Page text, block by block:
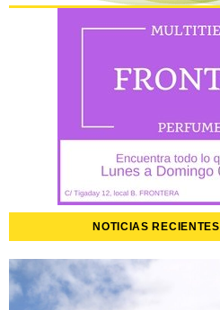
NOTICIAS RECIENTES